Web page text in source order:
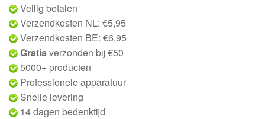
Veilig betalen
Verzendkosten NL: €5,95
Verzendkosten BE: €6,95
Gratisverzonden bij €50
5000+ producten
Professionele apparatuur
Snelle levering
14 dagen bedenktijd